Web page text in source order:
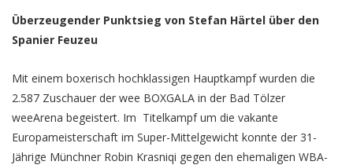
Überzeugender Punktsieg von Stefan Härtel über den
Spanier Feuzeu
Mit einem boxerisch hochklassigen Hauptkampf wurden die
2.587 Zuschauer der wee BOXGALA in der Bad Tölzer
weeArena begeistert. Im Titelkampf um die vakante
Europameisterschaft im Super-Mittelgewicht konnte der 31-
Jährige Münchner Robin Krasniqi gegen den ehemaligen WBA-